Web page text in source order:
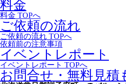
料金
料金 TOPへ
ご依頼の流れ
ご依頼の流れ TOPへ
依頼前の注意事項
イベントレポート
イベントレポート TOPへ
お問合せ・無料見積